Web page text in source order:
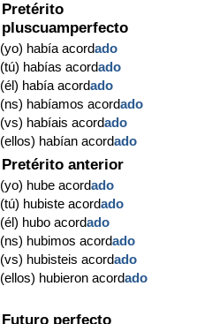
Pretérito
pluscuamperfecto
(yo) había acordado
(tú) habías acordado
(él) había acordado
(ns) habíamos acordado
(vs) habíais acordado
(ellos) habían acordado
Pretérito anterior
(yo) hube acordado
(tú) hubiste acordado
(él) hubo acordado
(ns) hubimos acordado
(vs) hubisteis acordado
(ellos) hubieron acordado
Futuro perfecto